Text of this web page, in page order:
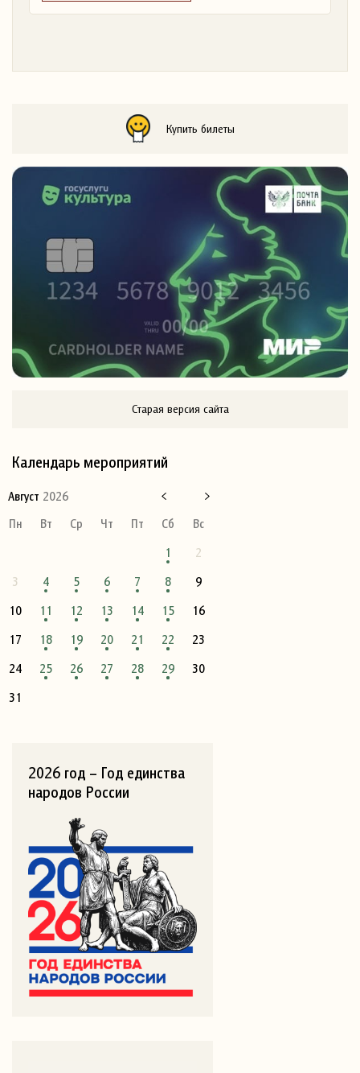
Купить билеты
Старая версия сайта
Календарь мероприятий
Август 2026
Пн
Вт Ср Чт Пт Сб
Вс
1
2
3
4 5 6 7 8
9
10
11 12 13 14 15
16
17
18 19 20 21 22
23
24
25 26 27 28 29
30
31
2026 год – Год единства
народов России